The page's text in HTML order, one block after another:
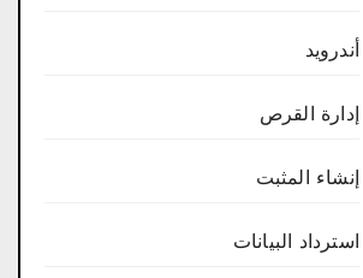
أندرويد
إدارة القرص
إنشاء المثبت
استرداد البيانات